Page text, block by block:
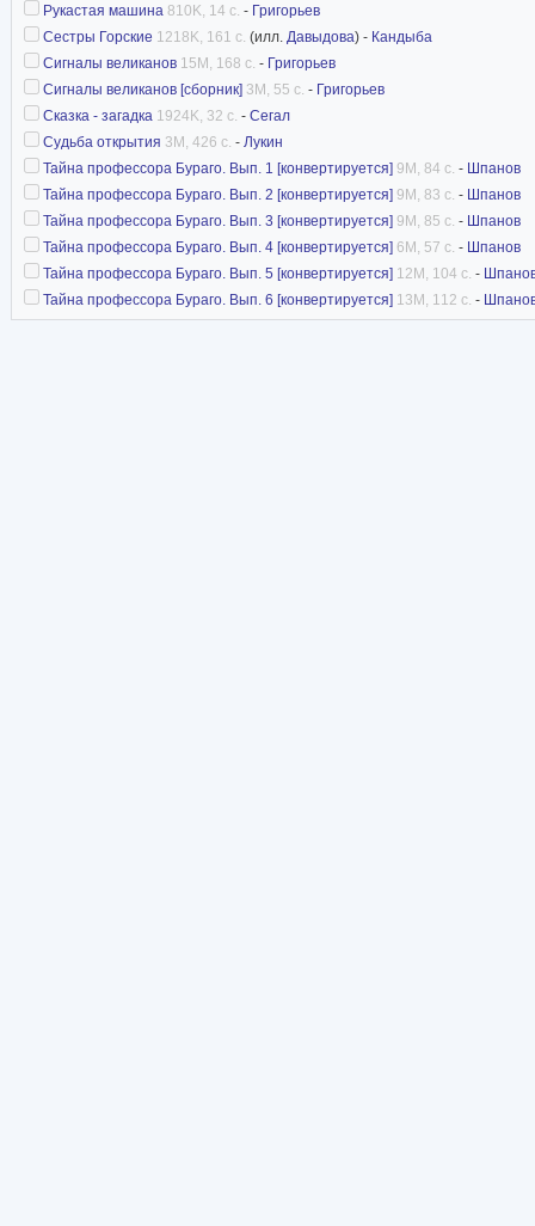
Рукастая машина 810K, 14 с. - Григорьев
Сестры Горские 1218K, 161 с. (илл. Давыдова) - Кандыба
Сигналы великанов 15M, 168 с. - Григорьев
Сигналы великанов [сборник] 3M, 55 с. - Григорьев
Сказка - загадка 1924K, 32 с. - Сегал
Судьба открытия 3M, 426 с. - Лукин
Тайна профессора Бураго. Вып. 1 [конвертируется] 9M, 84 с. - Шпанов
Тайна профессора Бураго. Вып. 2 [конвертируется] 9M, 83 с. - Шпанов
Тайна профессора Бураго. Вып. 3 [конвертируется] 9M, 85 с. - Шпанов
Тайна профессора Бураго. Вып. 4 [конвертируется] 6M, 57 с. - Шпанов
Тайна профессора Бураго. Вып. 5 [конвертируется] 12M, 104 с. -
Тайна профессора Бураго. Вып. 6 [конвертируется] 13M, 112 с. -